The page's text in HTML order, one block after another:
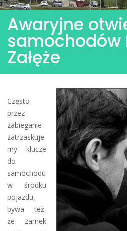
Awaryjne
samochodów
Załęże
Awaryjne
otwieranie
samochodów
Katowice
Załęże
Często
przez
zabieganie
zatrzaskuje
my klucze
do
samochodu
w środku
pojazdu,
bywa też,
że zamek